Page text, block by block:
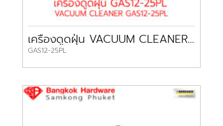
เครื่องดูดฝุ่น VACUUM CLEANER GAS12-25PL BOSCH
GAS12-25PL